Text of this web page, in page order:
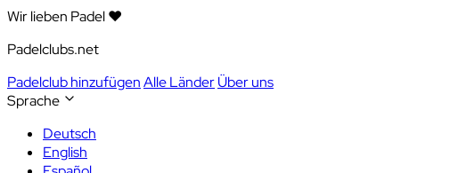
Wir lieben Padel ❤️
Padelclubs.net
Padelclub hinzufügenAlle LänderÜber uns
Sprache
Deutsch
English